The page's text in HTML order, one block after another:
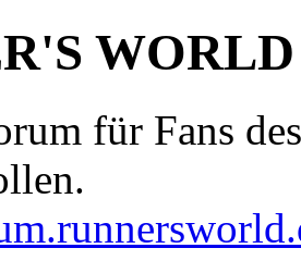
WORLD
für Fans